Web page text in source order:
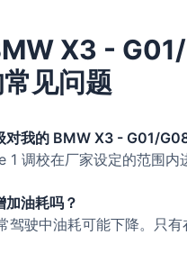
X3 -
见问题
对我的 BMW X3 - G01/
1 调校在厂家设定的范围内
加油耗吗？
驾驶中油耗可能下降。只有